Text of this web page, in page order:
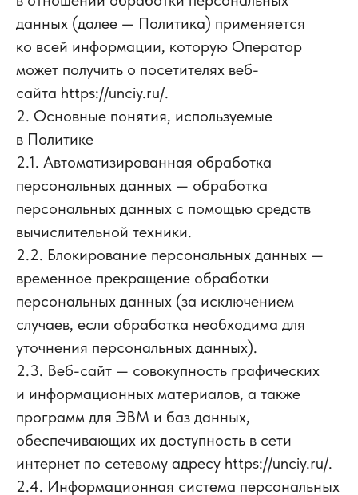
данных (далее — Политика) применяется
ко всей информации, которую Оператор
может получить о посетителях веб-
сайта https://unciy.ru/.
2. Основные понятия, используемые
в Политике
2.1. Автоматизированная обработка
персональных данных — обработка
персональных данных с помощью средств
вычислительной техники.
2.2. Блокирование персональных данных —
временное прекращение обработки
персональных данных (за исключением
случаев, если обработка необходима для
уточнения персональных данных).
2.3. Веб-сайт — совокупность графических
и информационных материалов, а также
программ для ЭВМ и баз данных,
обеспечивающих их доступность в сети
интернет по сетевому адресу https://unciy.ru/.
2.4. Информационная система персональных